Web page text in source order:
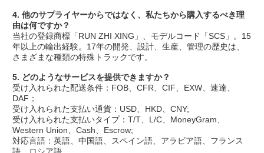
4. 他のサプライヤーからではなく、私たちから購入するべき理
由は何ですか？
当社の登録商標「RUN ZHI XING」、モデルコード「SCS」。15
年以上の輸出経験。17年の開発、設計、生産、管理の歴史は、
さまざまな種類の特殊トラックです。
5. どのようなサービスを提供できますか？
受け入れられた配送条件：FOB、CFR、CIF、EXW、速達、
DAF；
受け入れられた支払い通貨：USD、HKD、CNY;
受け入れられた支払いタイプ：T/T、L/C、MoneyGram、
Western Union、Cash、Escrow;
対応言語：英語、中国語、スペイン語、アラビア語、フランス
語、ロシア語